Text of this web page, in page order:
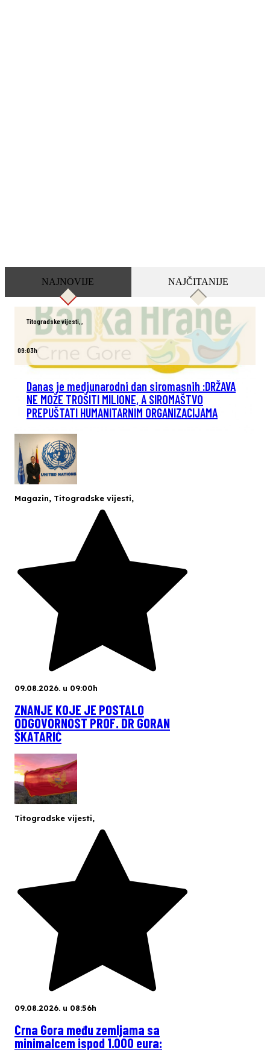
NAJNOVIJE NAJČITANIJE
Titogradske vijesti
09:03h
Danas je medjunarodni dan siromasnih :DRŽAVA
NE MOŽE TROŠITI MILIONE, A SIROMAŠTVO
PREPUŠTATI HUMANITARNIM ORGANIZACIJAMA
Magazin, Titogradske vijesti,
09.08.2026. u 09:00h
ZNANJE KOJE JE POSTALO
ODGOVORNOST PROF. DR GORAN
ŠKATARIĆ
Titogradske vijesti,
09.08.2026. u 08:56h
Crna Gora među zemljama sa
minimalcem ispod 1.000 eura: